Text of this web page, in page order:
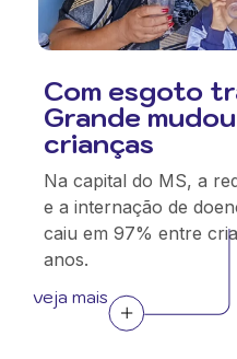
Com esgoto
Grande
crianças
Na capital do MS, a
e a internação de
caiu em 97% entre
anos.
veja mais